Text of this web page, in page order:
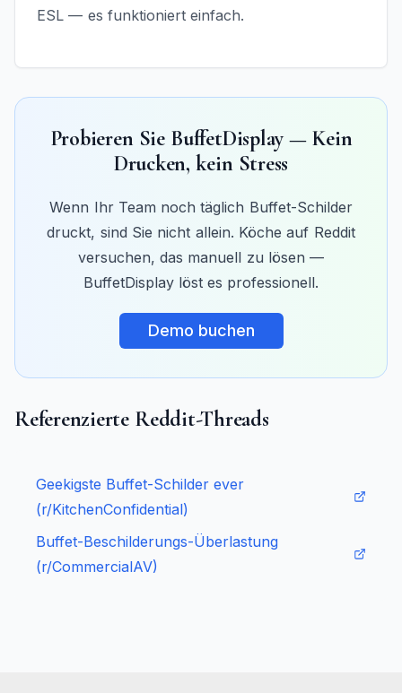
ESL — es funktioniert einfach.
Probieren Sie BuffetDisplay — Kein
Drucken, kein Stress
Wenn Ihr Team noch täglich Buffet-Schilder
druckt, sind Sie nicht allein. Köche auf Reddit
versuchen, das manuell zu lösen —
BuffetDisplay löst es professionell.
Demo buchen
Referenzierte Reddit-Threads
Geekigste Buffet-Schilder ever
(r/KitchenConfidential)
Buffet-Beschilderungs-Überlastung
(r/CommercialAV)